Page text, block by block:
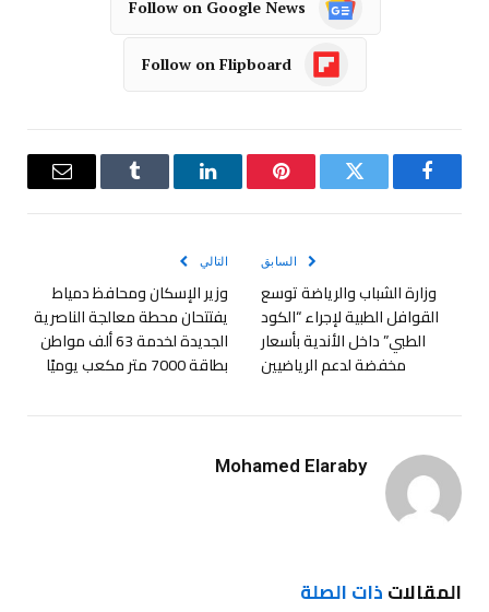
Follow on Google News
Follow on Flipboard
فيسبوك تويتر بينتيريستلينكدإن Tumblr
البريد
السابق
وزارة الشباب والرياضة توسع
القوافل الطبية لإجراء “الكود
الطبي” داخل الأندية بأسعار
مخفضة لدعم الرياضيين
التالي
وزير الإسكان ومحافظ دمياط
يفتتحان محطة معالجة الناصرية
الجديدة لخدمة 63 ألف مواطن
بطاقة 7000 متر مكعب يوميًا
Mohamed Elaraby
المقالاتذات الصلة